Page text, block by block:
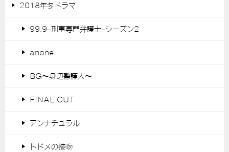
2018年冬ドラマ
99.9-刑事専門弁護士-シーズン2
anone
BG〜身辺警護人〜
FINAL CUT
アンナチュラル
トドメの接吻